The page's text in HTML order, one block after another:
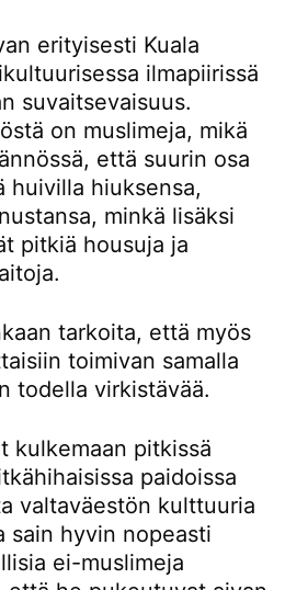
erityisesti Kuala
ilmapiirissä
suvaitsevaisuus.
on muslimeja, mikä
että suurin osa
huivilla hiuksensa,
minkä lisäksi
pitkiä housuja ja
tarkoita, että myös
toimivan samalla
todella virkistävää.
kulkemaan pitkissä
paidoissa
valtaväestön kulttuuria
sain hyvin nopeasti
ei-muslimeja